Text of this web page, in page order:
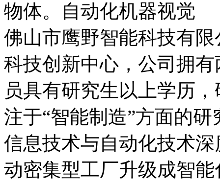
物体。自动化机器视觉
佛山市鹰野智能科技有
科技创新中心，公司拥
员具有研究生以上学历
注于“智能制造”方面的
信息技术与自动化技术
动密集型工厂升级成智